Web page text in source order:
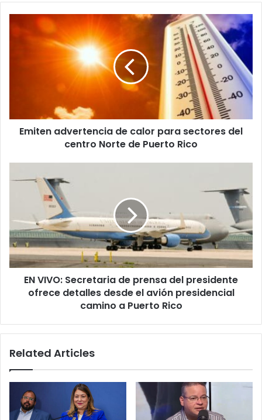
advertencia
Norte
Emiten advertencia de calor para sectores del
centro Norte de Puerto Rico
VIVO:
Secretaria
del
presidente
ofrece
detalles
desde
camino
Puerto
EN VIVO: Secretaria de prensa del presidente
ofrece detalles desde el avión presidencial
camino a Puerto Rico
Related Articles